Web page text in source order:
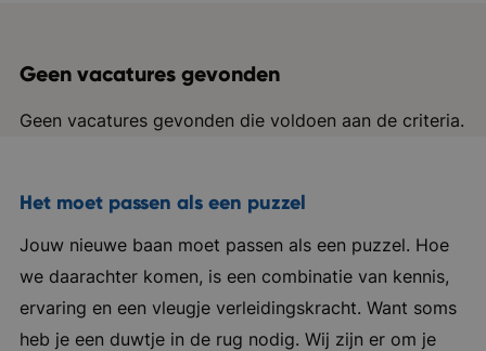
Geen vacatures gevonden
Geen vacatures gevonden die voldoen aan de criteria.
Het moet passen als een puzzel
Jouw nieuwe baan moet passen als een puzzel. Hoe
we daarachter komen, is een combinatie van kennis,
ervaring en een vleugje verleidingskracht. Want soms
heb je een duwtje in de rug nodig. Wij zijn er om je